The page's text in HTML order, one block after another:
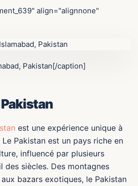
align="alignnone"
Pakistan[/caption]
est une expérience unique à
Le Pakistan est un pays riche en
influencé par plusieurs
des siècles. Des montagnes
bazars exotiques, le Pakistan